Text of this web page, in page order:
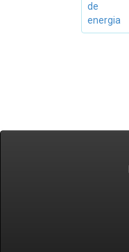
de
energia